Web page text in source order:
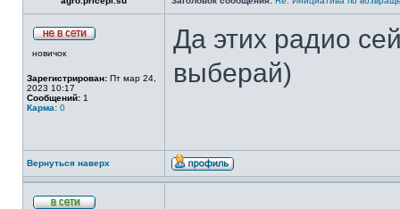
новичок
Зарегистрирован: Пт мар 24,
2023 10:17
Сообщений: 1
Карма: 0
Да этих радио
выберай)
Вернуться наверх